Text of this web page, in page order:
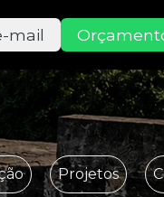
mail
Projetos